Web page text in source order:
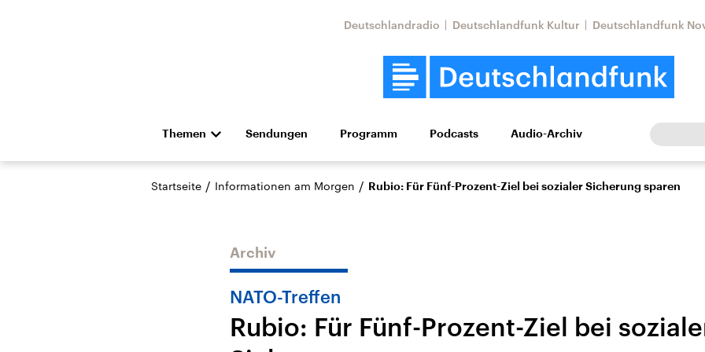
Deutschlandradio Deutschlandfunk Kultur Deutschlandfunk
Themen
Die Nachrichten Politik Wirtschaft Wissen Kultur Europa
Hörspiel und Feature Musik
Landtagswahl Sachsen-
USA
Nahostkonflikt
Iran
Sendungen Programm Podcasts Audio-Archiv
Startseite / Informationen am Morgen / Rubio: Für Fünf-Prozent-Ziel bei sozialer Sicherung sparen
Archiv
NATO-Treffen
Rubio: Für Fünf-Prozent-Ziel bei